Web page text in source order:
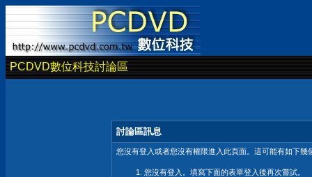
PCDVD數位科技討論區
討論區訊息
您沒有登入或者您沒有權限進入此頁面。這可能有如下幾
您沒有登入。填寫下面的表單登入後再次嘗試。